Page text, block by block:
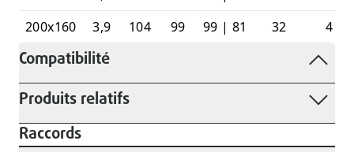
200x160
3,9 104 99 99 | 81 32 4
Compatibilité
Produits relatifs
Raccords